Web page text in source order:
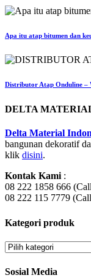
Apa itu atap bitumen dan
Distributor Atap Onduline –
DELTA
Delta Material
bangunan dekoratif
klik disini.
Kontak Kami :
08 222 1858 666
08 222 115 7779
Kategori produk
Sosial Media